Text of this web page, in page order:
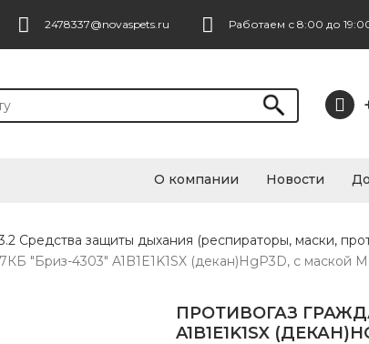
2478337@novaspets.ru Работаем с 8:00 до
О компании Новости
Средства защиты дыхания (респираторы, маски,
"Бриз-4303" A1B1E1K1SX (декан)HgP3D, с маской
ПРОТИВОГАЗ
A1B1E1K1SX